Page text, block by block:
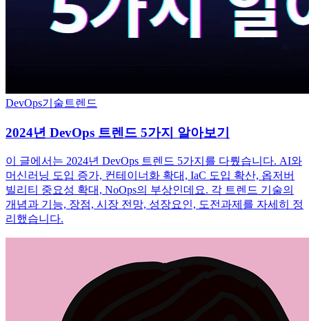
DevOps기술트렌드
2024년 DevOps 트렌드 5가지 알아보기
이 글에서는 2024년 DevOps 트렌드 5가지를 다뤘습니다. AI와
머신러닝 도입 증가, 컨테이너화 확대, IaC 도입 확산, 옵저버
빌리티 중요성 확대, NoOps의 부상인데요. 각 트렌드 기술의
개념과 기능, 장점, 시장 전망, 성장요인, 도전과제를 자세히 정
리했습니다.